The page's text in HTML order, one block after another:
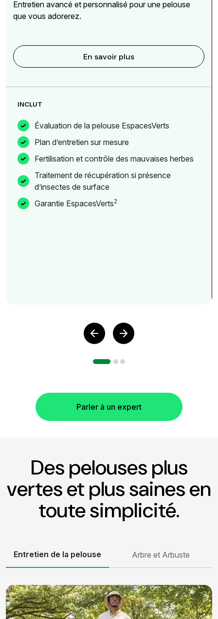
Entretien avancé et personnalisé pour une pelouse
que vous adorerez.
En savoir plus
INCLUT
Évaluation de la pelouse EspacesVerts
Plan d’entretien sur mesure
Fertilisation et contrôle des mauvaises herbes
Traitement de récupération si présence
d’insectes de surface
Garantie EspacesVerts2
Parler à un expert
Des pelouses plus
vertes et plus saines en
toute simplicité.
Entretien de la pelouse Arbre et Arbuste